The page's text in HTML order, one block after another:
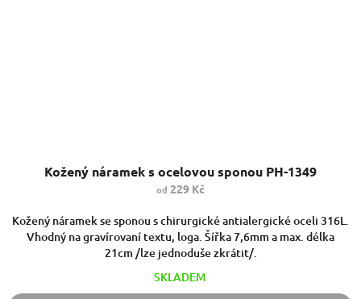
Kožený náramek s ocelovou sponou PH-1349
od 229 Kč
Kožený náramek se sponou s chirurgické antialergické oceli 316L.
Vhodný na gravírovaní textu, loga. Šířka 7,6mm a max. délka
21cm /lze jednoduše zkrátit/.
SKLADEM